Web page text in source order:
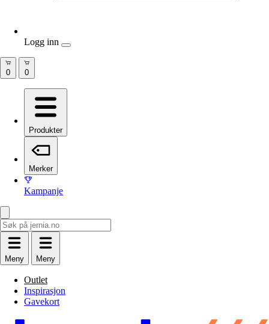
Produkter
Merker
Kampanje
Meny Meny
Outlet
Inspirasjon
Gavekort